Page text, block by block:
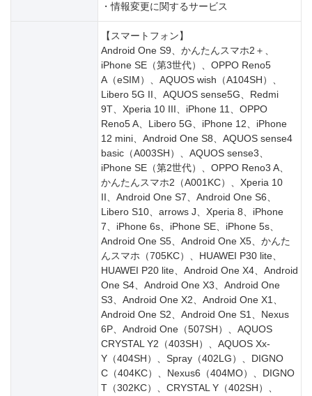
・情報変更に関するサービス
【スマートフォン】
Android One S9、かんたんスマホ2＋、
iPhone SE（第3世代）、OPPO Reno5
A（eSIM）、AQUOS wish（A104SH）、
Libero 5G II、AQUOS sense5G、Redmi
9T、Xperia 10 III、iPhone 11、OPPO
Reno5 A、Libero 5G、iPhone 12、iPhone
12 mini、Android One S8、AQUOS sense4
basic（A003SH）、AQUOS sense3、
iPhone SE（第2世代）、OPPO Reno3 A、
かんたんスマホ2（A001KC）、Xperia 10
II、Android One S7、Android One S6、
Libero S10、arrows J、Xperia 8、iPhone
7、iPhone 6s、iPhone SE、iPhone 5s、
Android One S5、Android One X5、かんた
んスマホ（705KC）、HUAWEI P30 lite、
HUAWEI P20 lite、Android One X4、Android
One S4、Android One X3、Android One
S3、Android One X2、Android One X1、
Android One S2、Android One S1、Nexus
6P、Android One（507SH）、AQUOS
CRYSTAL Y2（403SH）、AQUOS Xx-
Y（404SH）、Spray（402LG）、DIGNO
C（404KC）、Nexus6（404MO）、DIGNO
T（302KC）、CRYSTAL Y（402SH）、